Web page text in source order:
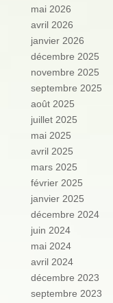
mai 2026
avril 2026
janvier 2026
décembre 2025
novembre 2025
septembre 2025
août 2025
juillet 2025
mai 2025
avril 2025
mars 2025
février 2025
janvier 2025
décembre 2024
juin 2024
mai 2024
avril 2024
décembre 2023
septembre 2023